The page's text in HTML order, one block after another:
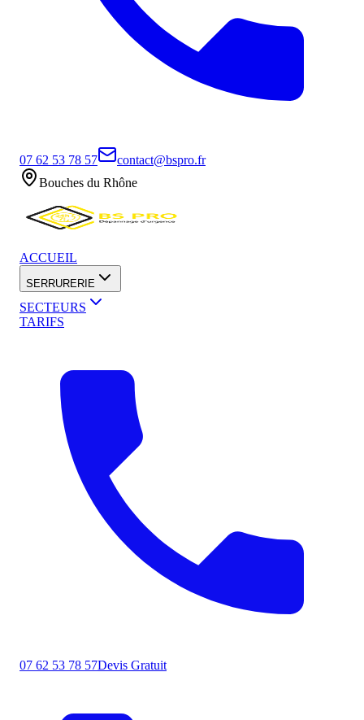
07 62 53 78 57
contact@bspro.fr
Bouches du Rhône
ACCUEIL
SERRURERIE
SECTEURS
TARIFS
07 62 53 78 57Devis Gratuit